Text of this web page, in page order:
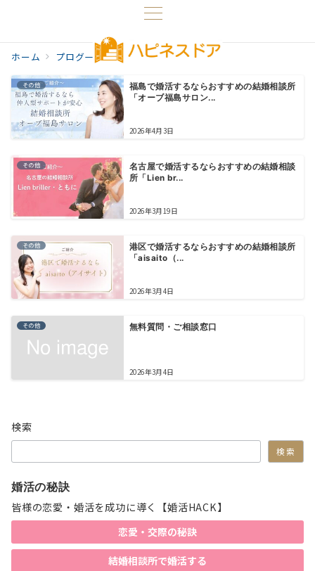
ホーム プログ一覧 その他
その他
福島で婚活するならおすすめの結婚相談所
「オーブ福島サロン...
2026年4月3日
その他
名古屋で婚活するならおすすめの結婚相談
所「Lien br...
2026年3月19日
その他
港区で婚活するならおすすめの結婚相談所
「aisaito（...
2026年3月4日
その他 無料質問・ご相談窓口
2026年3月4日
検索
検索
婚活の秘訣
皆様の恋愛・婚活を成功に導く【婚活HACK】
恋愛・交際の秘訣
結婚相談所で婚活する